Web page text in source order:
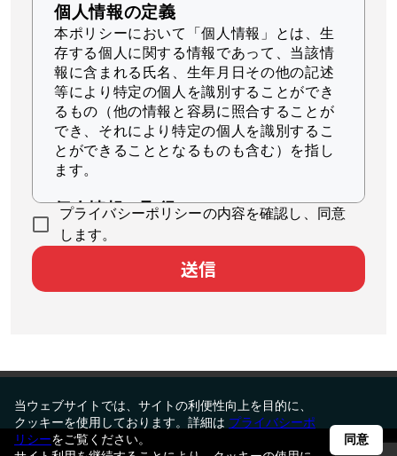
個人情報の定義
本ポリシーにおいて「個人情報」とは、生
存する個人に関する情報であって、当該情
報に含まれる氏名、生年月日その他の記述
等により特定の個人を識別することができ
るもの（他の情報と容易に照合することが
でき、それにより特定の個人を識別するこ
とができることとなるものも含む）を指し
ます。
個人情報の取得
当社は、適法かつ公正な手段によって個人
情報を取得します。
個人情報の利用
本サービスのユーザ個人に対して最適
化された情報を配信するため
統計的分析により本サービスの品質向
プライバシーポリシーの内容を確認し、同意
します。
送信
当ウェブサイトでは、サイトの利便性向上を目的に、
クッキーを使用しております。詳細は プライバシーポ
リシーをご覧ください。
同意